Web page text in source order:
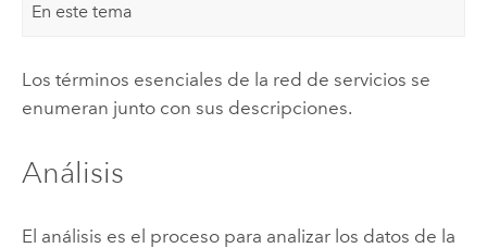
En este tema
Los términos esenciales de la red de servicios se
enumeran junto con sus descripciones.
Análisis
El análisis es el proceso para analizar los datos de la